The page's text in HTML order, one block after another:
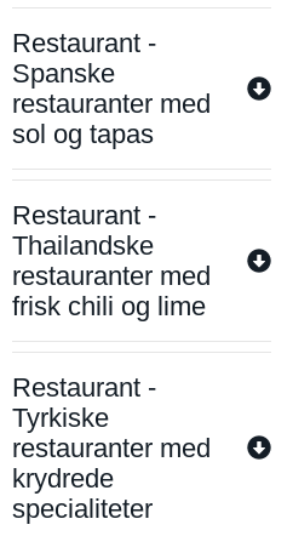
Restaurant -
Spanske
restauranter med
sol og tapas
Restaurant -
Thailandske
restauranter med
frisk chili og lime
Restaurant -
Tyrkiske
restauranter med
krydrede
specialiteter